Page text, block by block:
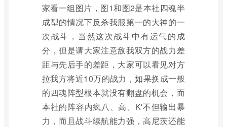
家看一组图片，图1和图2是本社四魂半
成型的情况下反杀我服第一的大神的一
次战斗，当然这次战斗中有运气的成
分，但是请大家注意敌我双方的战力差
距与先后手的差距，大家可以看见对方
拉我方将近10万的战力，如果换成一般
的四魂阵型根本就没有翻盘的机会，而
本社的阵容内疯八、高、K'不但输出暴
力，而且战斗续航能力强，高尼茨还能